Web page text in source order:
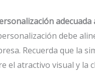
adecuada
debe
Recuerda que la
el atractivo visual y la